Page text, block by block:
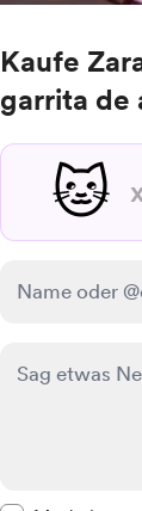
Kaufe
garrita de
🐱